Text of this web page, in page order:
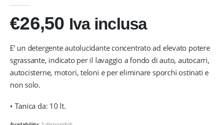
€26,50 Iva inclusa
E’ un detergente autolucidante concentrato ad elevato potere
sgrassante, indicato per il lavaggio a fondo di auto, autocarri,
autocisterne, motori, teloni e per eliminare sporchi ostinati e
non solo.
• Tanica da: 10 lt.